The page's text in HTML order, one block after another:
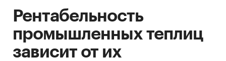
Рентабельность
промышленных теплиц
зависит от их